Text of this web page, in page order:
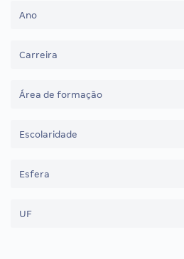
Ano
Carreira
Área de formação
Escolaridade
Esfera
UF